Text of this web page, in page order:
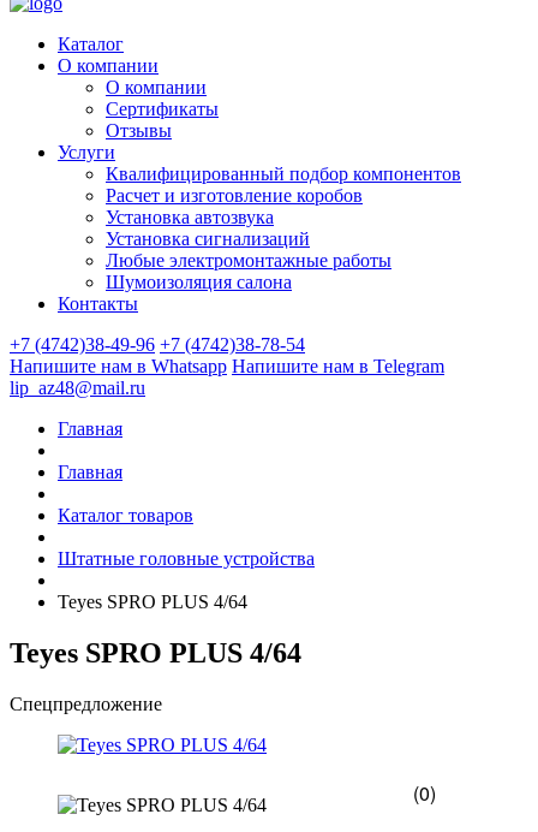
Каталог
О компании
О компании
Сертификаты
Отзывы
Услуги
Квалифицированный подбор компонентов
Расчет и изготовление коробов
Установка автозвука
Установка сигнализаций
Любые электромонтажные работы
Шумоизоляция салона
Контакты
+7 (4742)38-49-96 +7 (4742)38-78-54
Напишите нам в Whatsapp Напишите нам в Telegram
lip_az48@mail.ru
Главная
Главная
Каталог товаров
Штатные головные устройства
Teyes SPRO PLUS 4/64
Teyes SPRO PLUS 4/64
Спецпредложение
(0)